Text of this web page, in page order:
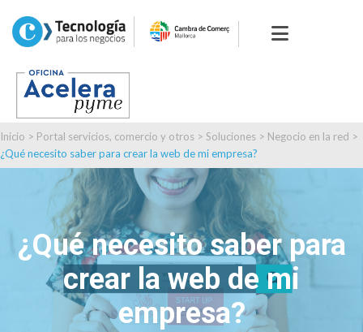
Inicio > Portal servicios, comercio y otros > Soluciones > Negocio en la red >
¿Qué necesito saber para crear la web de mi empresa?
¿Qué necesito saber para
crear la web de mi
empresa?